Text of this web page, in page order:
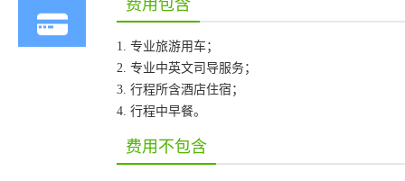
费用包含
1. 专业旅游用车；
2. 专业中英文司导服务；
3. 行程所含酒店住宿；
4. 行程中早餐。
费用不包含